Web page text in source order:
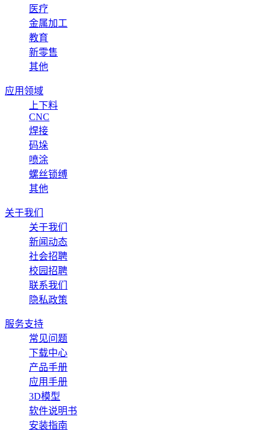
医疗
金属加工
教育
新零售
其他
应用领域
上下料
CNC
焊接
码垛
喷涂
螺丝锁缚
其他
关于我们
关于我们
新闻动态
社会招聘
校园招聘
联系我们
隐私政策
服务支持
常见问题
下载中心
产品手册
应用手册
3D模型
软件说明书
安装指南